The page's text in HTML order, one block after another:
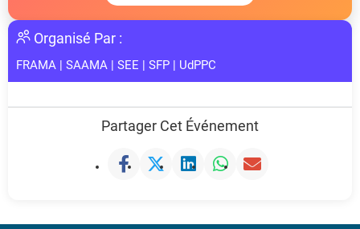
Organisé Par :
FRAMA | SAAMA | SEE | SFP | UdPPC
Partager Cet Événement